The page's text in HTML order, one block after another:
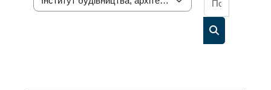
Категорії курсів